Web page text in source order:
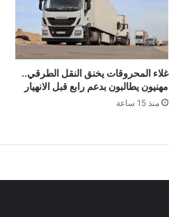
غلاء المحروقات يخنق النقل الطرقي..
مهنيون يطالبون بدعم رابع قبل الانهيار
منذ 15 ساعة